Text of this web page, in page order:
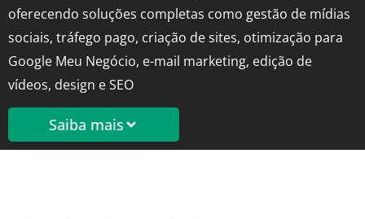
oferecendo soluções completas como gestão de mídias
sociais, tráfego pago, criação de sites, otimização para
Google Meu Negócio, e-mail marketing, edição de
vídeos, design e SEO
Saiba mais